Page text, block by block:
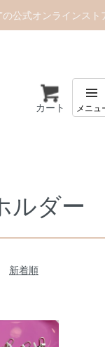
公式オンラインスト
カート
ルダー
新着順